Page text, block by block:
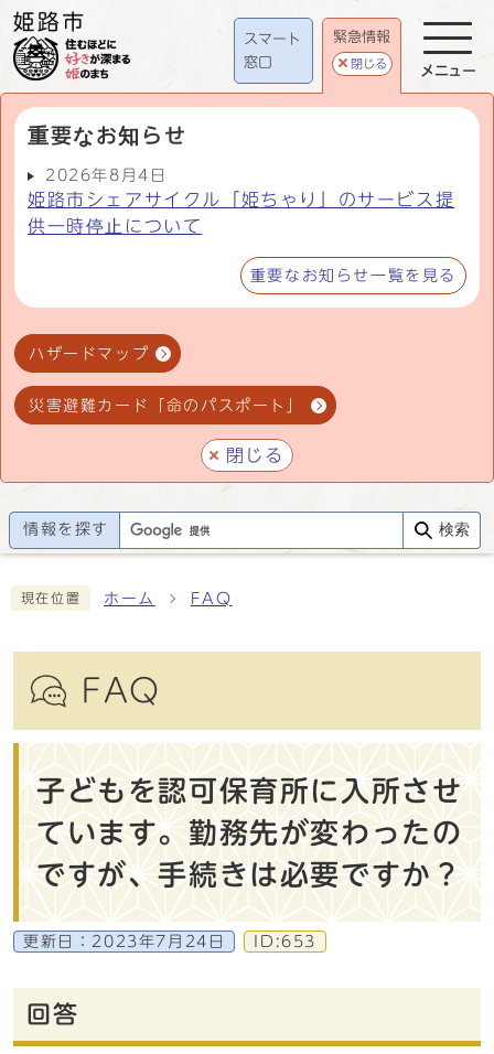
スマート
窓口
緊急情報
閉じる
重要なお知らせ
2026年8月4日
姫路市シェアサイクル「姫ちゃり」のサービス提
供一時停止について
重要なお知らせ一覧を見る
ハザードマップ
災害避難カード「命のパスポート」
閉じる
メニュー
情報を探す 検索
現在位置 ホーム FAQ
FAQ
子どもを認可保育所に入所させ
ています。勤務先が変わったの
ですが、手続きは必要ですか？
更新日： 2023年7月24日 ID:653
回答